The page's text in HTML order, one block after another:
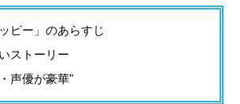
ピー」のあらすじ
ストーリー
声優が豪華"